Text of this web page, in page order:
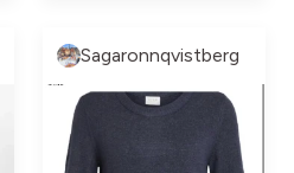
Sagaronnqvistberg